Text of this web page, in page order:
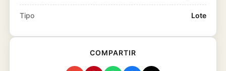
Tipo Lote
COMPARTIR